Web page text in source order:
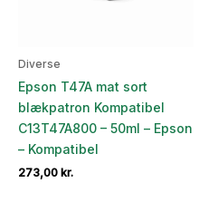
Diverse
Epson T47A mat sort
blækpatron Kompatibel
C13T47A800 – 50ml – Epson
– Kompatibel
273,00 kr.